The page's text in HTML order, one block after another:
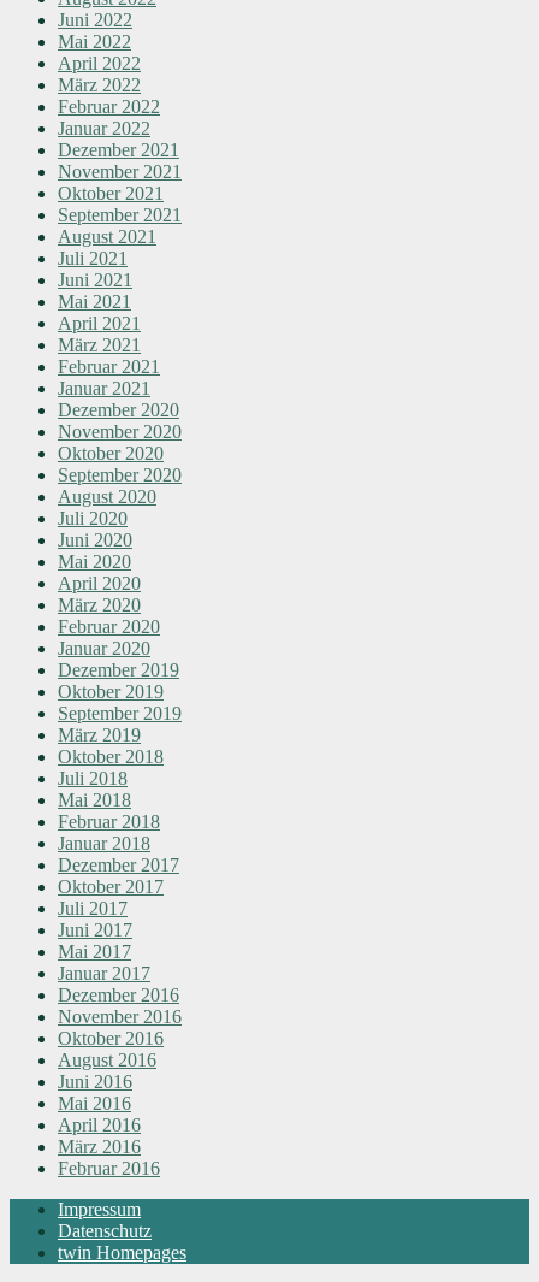
Juni 2022
Mai 2022
April 2022
März 2022
Februar 2022
Januar 2022
Dezember 2021
November 2021
Oktober 2021
September 2021
August 2021
Juli 2021
Juni 2021
Mai 2021
April 2021
März 2021
Februar 2021
Januar 2021
Dezember 2020
November 2020
Oktober 2020
September 2020
August 2020
Juli 2020
Juni 2020
Mai 2020
April 2020
März 2020
Februar 2020
Januar 2020
Dezember 2019
Oktober 2019
September 2019
März 2019
Oktober 2018
Juli 2018
Mai 2018
Februar 2018
Januar 2018
Dezember 2017
Oktober 2017
Juli 2017
Juni 2017
Mai 2017
Januar 2017
Dezember 2016
November 2016
Oktober 2016
August 2016
Juni 2016
Mai 2016
April 2016
März 2016
Februar 2016
Impressum
Datenschutz
twin Homepages